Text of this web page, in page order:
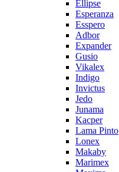
Ellipse
Esperanza
Esspero
Adbor
Expander
Gusio
Vikalex
Indigo
Invictus
Jedo
Junama
Kacper
Lama Pinto
Lonex
Makaby
Marimex